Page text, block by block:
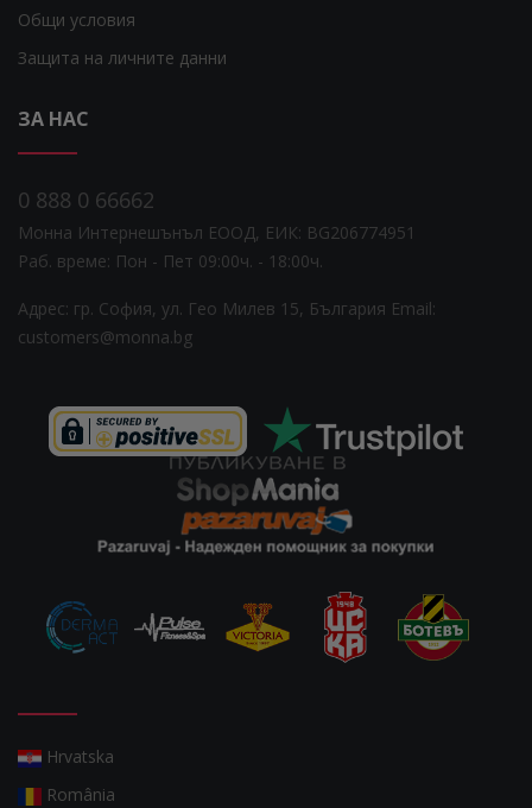
Общи условия
Защита на личните данни
ЗА НАС
0 888 0 66662
Монна Интернешънъл ЕООД, ЕИК: BG206774951
Раб. време: Пoн - Пет 09:00ч. - 18:00ч.
Адрес: гр. София, ул. Гео Милев 15, България Email:
customers@monna.bg
Hrvatska
România